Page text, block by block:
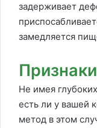
задерживает
замедляется
Не имея
есть ли у вашей
метод в этом